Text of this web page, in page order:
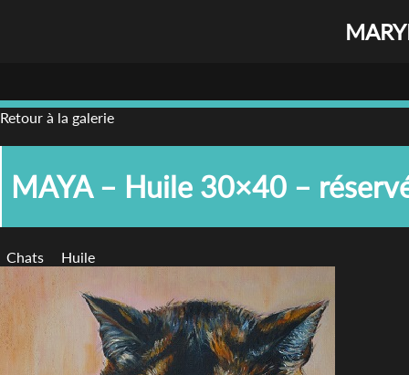
Retour à la galerie
MAYA – Huile 30×40 –
Chats Huile